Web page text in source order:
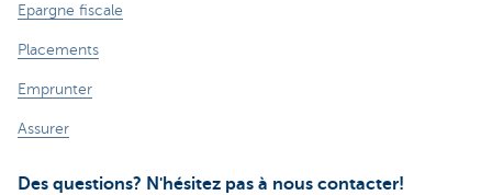
Epargne fiscale
Placements
Emprunter
Assurer
Des questions? N'hésitez pas à nous contacter!